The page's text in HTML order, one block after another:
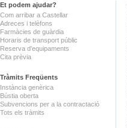
Et podem ajudar?
Com arribar a Castellar
Adreces i telèfons
Farmàcies de guàrdia
Horaris de transport públic
Reserva d'equipaments
Cita prèvia
Tràmits Freqüents
Instància genèrica
Bústia oberta
Subvencions per a la contractació
Tots els tràmits